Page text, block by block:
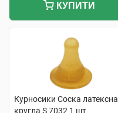
КУПИТИ
Курносики Соска латексна
кругла S 7032 1 шт